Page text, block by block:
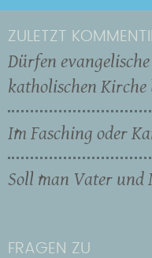
ZULETZT
Dürfen
katholischen Kirche
Im Fasching oder
Soll man Vater und
FRAGEN ZU